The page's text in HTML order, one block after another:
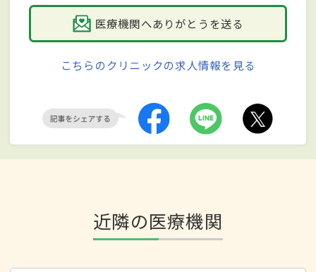
医療機関へありがとうを送る
こちらのクリニックの求人情報を見る
近隣の医療機関